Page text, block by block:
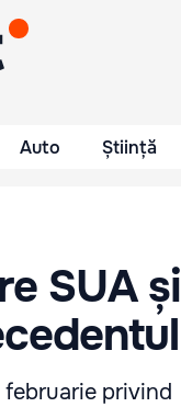
Auto Știință
SUA și
februarie privind